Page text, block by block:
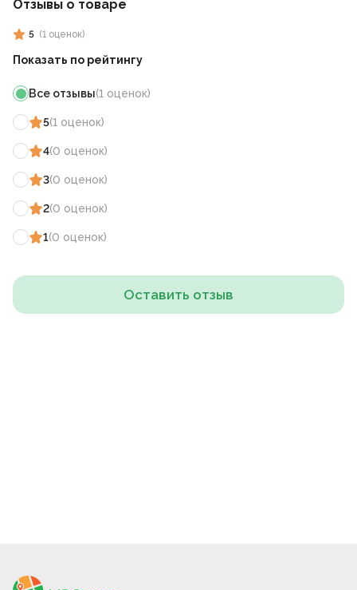
Отзывы о товаре
5 (1 оценок)
Показать по рейтингу
Все отзывы(1 оценок)
5(1 оценок)
4(0 оценок)
3(0 оценок)
2(0 оценок)
1(0 оценок)
Оставить отзыв